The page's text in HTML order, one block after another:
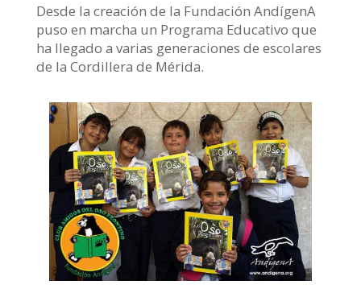
Desde la creación de la Fundación AndígenA
puso en marcha un Programa Educativo que
ha llegado a varias generaciones de escolares
de la Cordillera de Mérida.